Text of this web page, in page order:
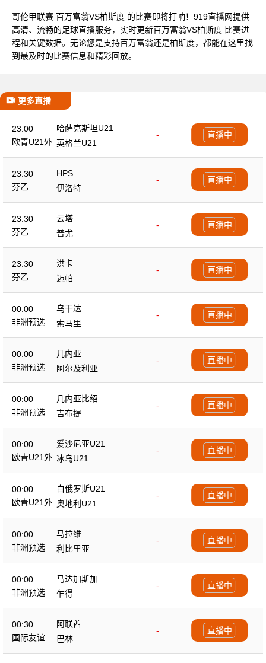
哥伦甲联赛 百万富翁VS柏斯度 的比赛即将打响！919直播网提供
高清、流畅的足球直播服务，实时更新百万富翁VS柏斯度 比赛进
程和关键数据。无论您是支持百万富翁还是柏斯度，都能在这里找
到最及时的比赛信息和精彩回放。
更多直播
23:00
欧青U21外
哈萨克斯坦U21
-
英格兰U21
直播中
23:30
芬乙
HPS
-
伊洛特
直播中
23:30
芬乙
云塔
-
普尤
直播中
23:30
芬乙
洪卡
-
迈帕
直播中
00:00
非洲预选
乌干达
-
索马里
直播中
00:00
非洲预选
几内亚
-
阿尔及利亚
直播中
00:00
非洲预选
几内亚比绍
-
吉布提
直播中
00:00
欧青U21外
爱沙尼亚U21
-
冰岛U21
直播中
00:00
欧青U21外
白俄罗斯U21
-
奥地利U21
直播中
00:00
非洲预选
马拉维
-
利比里亚
直播中
00:00
非洲预选
马达加斯加
-
乍得
直播中
00:30
国际友谊
阿联酋
-
巴林
直播中